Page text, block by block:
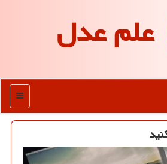
علم عدل
منو